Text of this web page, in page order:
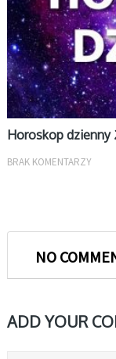
Horoskop dzienny
BRAK KOMENTARZY
NO
ADD YOUR